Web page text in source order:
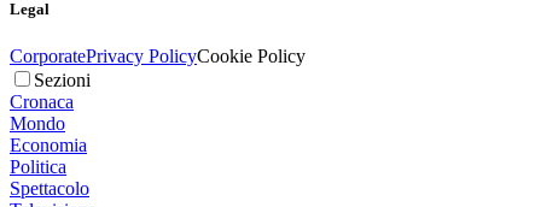
Legal
CorporatePrivacy PolicyCookie Policy
Sezioni
Cronaca
Mondo
Economia
Politica
Spettacolo